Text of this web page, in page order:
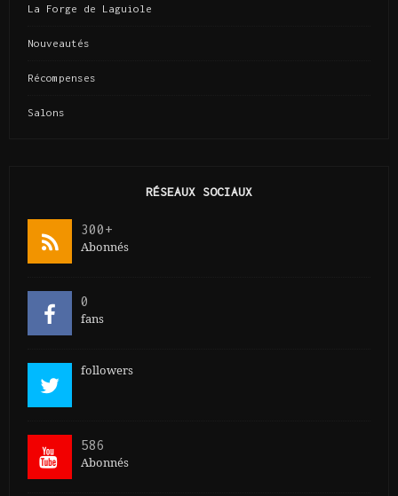
La Forge de Laguiole
Nouveautés
Récompenses
Salons
RÉSEAUX SOCIAUX
300+
Abonnés
0
fans
followers
586
Abonnés